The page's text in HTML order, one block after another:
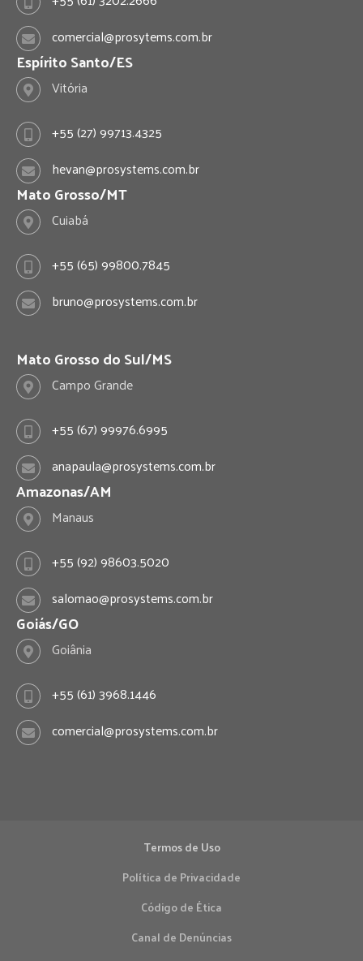
g
r
a
m
d
I
comercial@prosytems.com.br
Espírito Santo/ES
Vitória
+55 (27) 99713.4325
hevan@prosystems.com.br
Mato Grosso/MT
Cuiabá
+55 (65) 99800.7845
bruno@prosystems.com.br
Mato Grosso do Sul/MS
Campo Grande
+55 (67) 99976.6995
anapaula@prosystems.com.br
Amazonas/AM
Manaus
+55 (92) 98603.5020
salomao@prosystems.com.br
Goiás/GO
Goiânia
+55 (61) 3968.1446
comercial@prosystems.com.br
Termos de Uso
Política de Privacidade
Código de Ética
Canal de Denúncias